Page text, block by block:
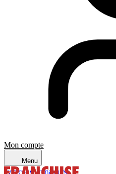
Mon compte
Menu
avis consommateurs